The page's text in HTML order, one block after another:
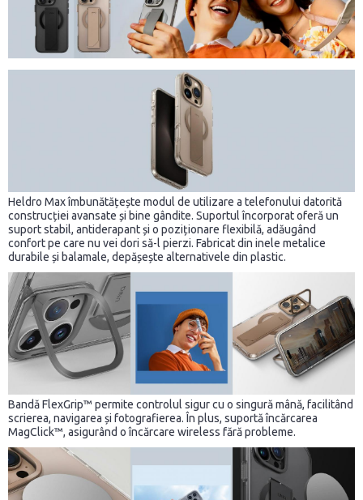
Heldro Max îmbunătățește modul de utilizare a telefonului datorită
construcției avansate și bine gândite. Suportul încorporat oferă un
suport stabil, antiderapant și o poziționare flexibilă, adăugând
confort pe care nu vei dori să-l pierzi. Fabricat din inele metalice
durabile și balamale, depășește alternativele din plastic.
Bandă FlexGrip™ permite controlul sigur cu o singură mână, facilitând
scrierea, navigarea și fotografierea. În plus, suportă încărcarea
MagClick™, asigurând o încărcare wireless fără probleme.